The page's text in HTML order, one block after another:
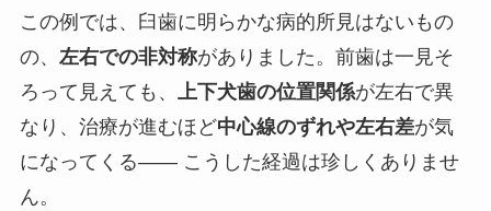
この例では、臼歯に明らかな病的所見はないもの
の、 左右での非対称がありました。前歯は一見そ
ろって見えても、
上下犬歯の位置関係が左右で異
なり、治療が進むほど中心線のずれや左右差が気
になってくる―― こうした経過は珍しくありませ
ん。